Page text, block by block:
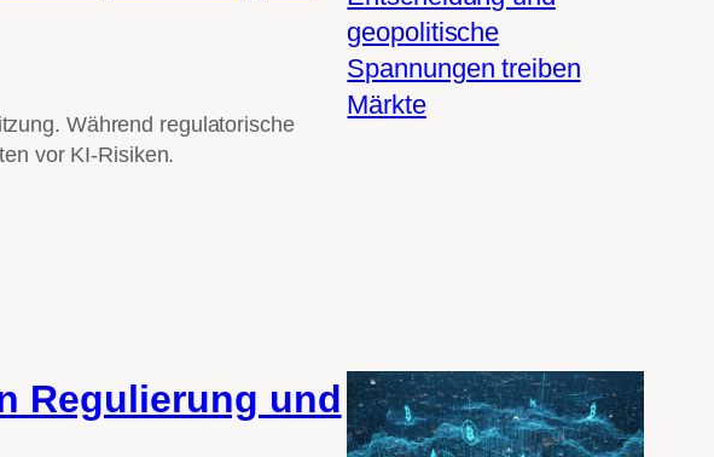
Während regulatorische
vor KI-Risiken.
Regulierung und